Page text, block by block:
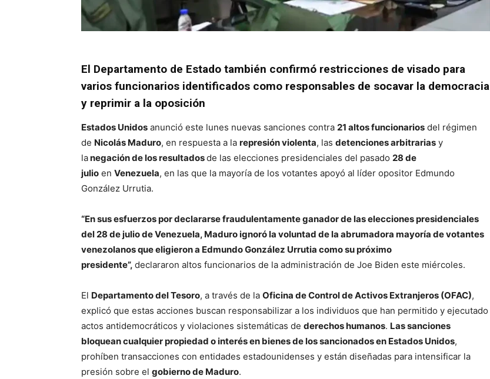
El Departamento de Estado también confirmó restricciones de visado para
varios funcionarios identificados como responsables de socavar la democracia
y reprimir a la oposición
Estados Unidos anunció este lunes nuevas sanciones contra 21 altos funcionarios del régimen
de Nicolás Maduro, en respuesta a la represión violenta, las detenciones arbitrarias y
lanegación de los resultadosde las elecciones presidenciales del pasado 28 de
julio en Venezuela, en las que la mayoría de los votantes apoyó al líder opositor Edmundo
González Urrutia.
“En sus esfuerzos por declararse fraudulentamente ganador de las elecciones presidenciales
del 28 de julio de Venezuela, Maduro ignoró la voluntad de la abrumadora mayoría de votantes
venezolanos que eligieron a Edmundo González Urrutia como su próximo
presidente”, declararon altos funcionarios de la administración de Joe Biden este miércoles.
El Departamento del Tesoro, a través de la Oficina de Control de Activos Extranjeros (OFAC),
explicó que estas acciones buscan responsabilizar a los individuos que han permitido y ejecutado
actos antidemocráticos y violaciones sistemáticas de derechos humanos. Las sanciones
bloquean cualquier propiedad o interés en bienes de los sancionados en Estados Unidos,
prohíben transacciones con entidades estadounidenses y están diseñadas para intensificar la
presión sobre el gobierno de Maduro.